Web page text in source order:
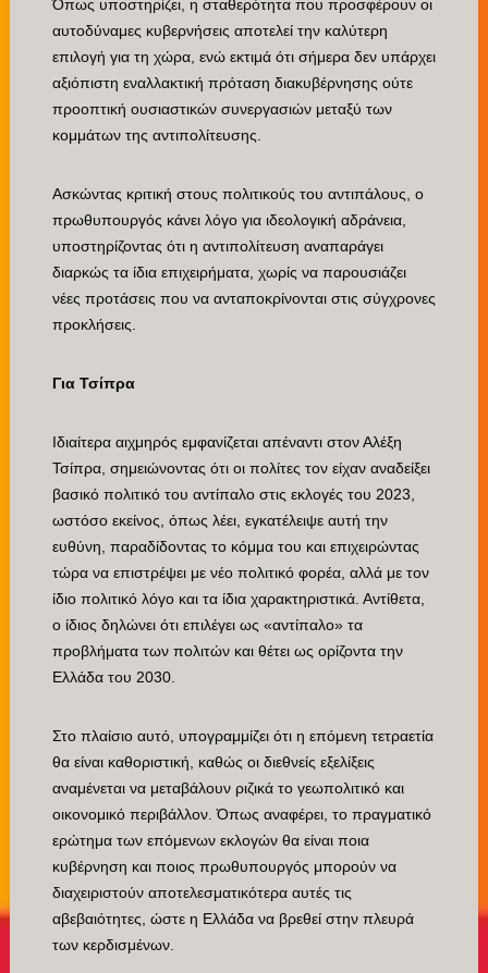
Όπως υποστηρίζει, η σταθερότητα που προσφέρουν οι
αυτοδύναμες κυβερνήσεις αποτελεί την καλύτερη
επιλογή για τη χώρα, ενώ εκτιμά ότι σήμερα δεν υπάρχει
αξιόπιστη εναλλακτική πρόταση διακυβέρνησης ούτε
προοπτική ουσιαστικών συνεργασιών μεταξύ των
κομμάτων της αντιπολίτευσης.
Ασκώντας κριτική στους πολιτικούς του αντιπάλους, ο
πρωθυπουργός κάνει λόγο για ιδεολογική αδράνεια,
υποστηρίζοντας ότι η αντιπολίτευση αναπαράγει
διαρκώς τα ίδια επιχειρήματα, χωρίς να παρουσιάζει
νέες προτάσεις που να ανταποκρίνονται στις σύγχρονες
προκλήσεις.
Για Τσίπρα
Ιδιαίτερα αιχμηρός εμφανίζεται απέναντι στον Αλέξη
Τσίπρα, σημειώνοντας ότι οι πολίτες τον είχαν αναδείξει
βασικό πολιτικό του αντίπαλο στις εκλογές του 2023,
ωστόσο εκείνος, όπως λέει, εγκατέλειψε αυτή την
ευθύνη, παραδίδοντας το κόμμα του και επιχειρώντας
τώρα να επιστρέψει με νέο πολιτικό φορέα, αλλά με τον
ίδιο πολιτικό λόγο και τα ίδια χαρακτηριστικά. Αντίθετα,
ο ίδιος δηλώνει ότι επιλέγει ως «αντίπαλο» τα
προβλήματα των πολιτών και θέτει ως ορίζοντα την
Ελλάδα του 2030.
Στο πλαίσιο αυτό, υπογραμμίζει ότι η επόμενη τετραετία
θα είναι καθοριστική, καθώς οι διεθνείς εξελίξεις
αναμένεται να μεταβάλουν ριζικά το γεωπολιτικό και
οικονομικό περιβάλλον. Όπως αναφέρει, το πραγματικό
ερώτημα των επόμενων εκλογών θα είναι ποια
κυβέρνηση και ποιος πρωθυπουργός μπορούν να
διαχειριστούν αποτελεσματικότερα αυτές τις
αβεβαιότητες, ώστε η Ελλάδα να βρεθεί στην πλευρά
των κερδισμένων.